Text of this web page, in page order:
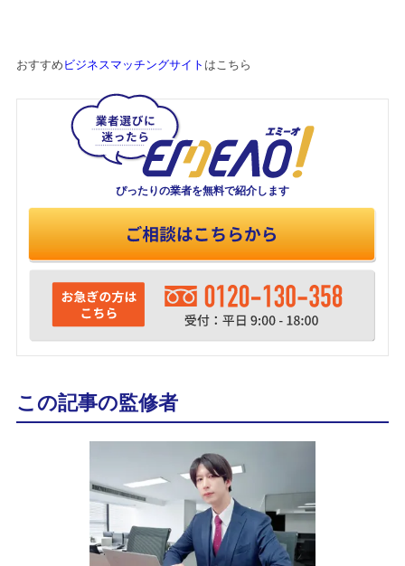
おすすめ ビジネスマッチングサイト はこちら
ぴったりの業者を無料で紹介します
この記事の監修者